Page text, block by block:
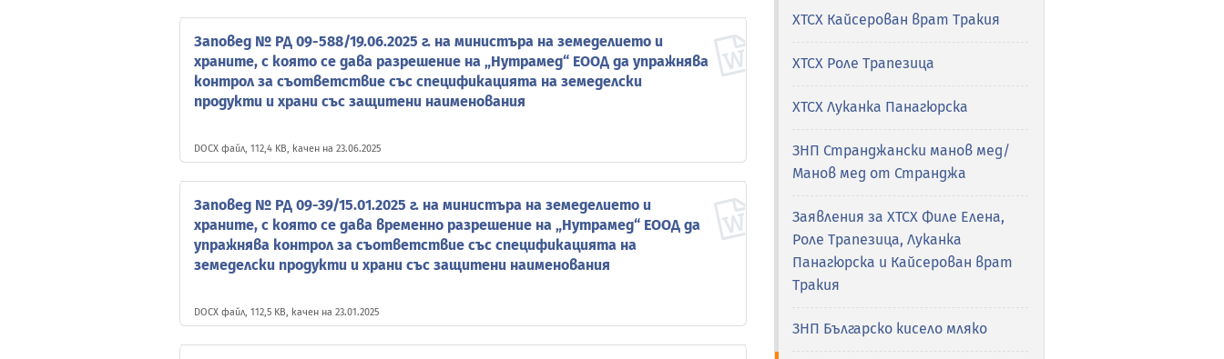
Заповед № РД 09-588/19.06.2025 г. на министъра на земеделието и
храните, с която се дава разрешение на „Нутрамед“ ЕООД да упражнява
контрол за съответствие със спецификацията на земеделски
продукти и храни със защитени наименования
DOCX файл, 112,4 KB, качен на 23.06.2025
Заповед № РД 09-39/15.01.2025 г. на министъра на земеделието и
храните, с която се дава временно разрешение на „Нутрамед“ ЕООД да
упражнява контрол за съответствие със спецификацията на
земеделски продукти и храни със защитени наименования
DOCX файл, 112,5 KB, качен на 23.01.2025
ХТСХ Кайсерован врат Тракия
ХТСХ Роле Трапезица
ХТСХ Луканка Панагюрска
ЗНП Странджански манов мед/
Манов мед от Странджа
Заявления за ХТСХ Филе Елена,
Роле Трапезица, Луканка
Панагюрска и Кайсерован врат
Тракия
ЗНП Българско кисело мляко